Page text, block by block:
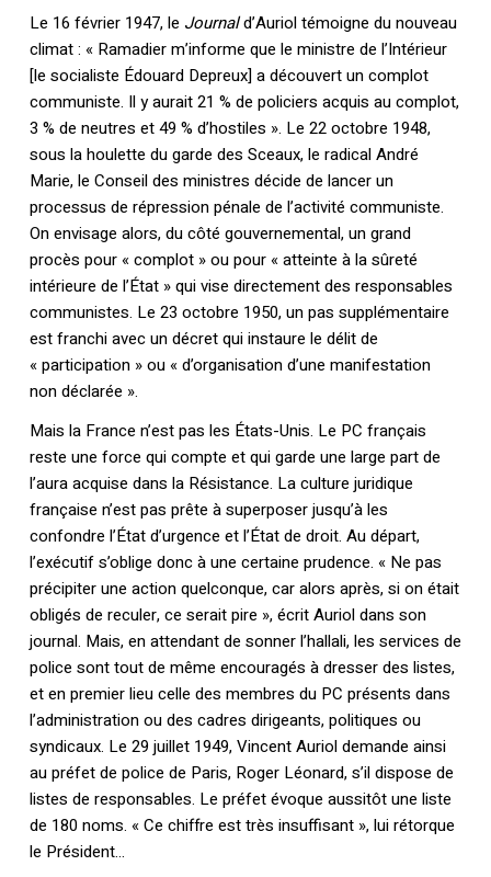
Le 16 février 1947, le Journald’Auriol témoigne du nouveau
climat : « Ramadier m’informe que le ministre de l’Intérieur
[le socialiste Édouard Depreux] a découvert un complot
communiste. Il y aurait 21 % de policiers acquis au complot,
3 % de neutres et 49 % d’hostiles ». Le 22 octobre 1948,
sous la houlette du garde des Sceaux, le radical André
Marie, le Conseil des ministres décide de lancer un
processus de répression pénale de l’activité communiste.
On envisage alors, du côté gouvernemental, un grand
procès pour « complot » ou pour « atteinte à la sûreté
intérieure de l’État » qui vise directement des responsables
communistes. Le 23 octobre 1950, un pas supplémentaire
est franchi avec un décret qui instaure le délit de
« participation » ou « d’organisation d’une manifestation
non déclarée ».
Mais la France n’est pas les États-Unis. Le PC français
reste une force qui compte et qui garde une large part de
l’aura acquise dans la Résistance. La culture juridique
française n’est pas prête à superposer jusqu’à les
confondre l’État d’urgence et l’État de droit. Au départ,
l’exécutif s’oblige donc à une certaine prudence. « Ne pas
précipiter une action quelconque, car alors après, si on était
obligés de reculer, ce serait pire », écrit Auriol dans son
journal. Mais, en attendant de sonner l’hallali, les services de
police sont tout de même encouragés à dresser des listes,
et en premier lieu celle des membres du PC présents dans
l’administration ou des cadres dirigeants, politiques ou
syndicaux. Le 29 juillet 1949, Vincent Auriol demande ainsi
au préfet de police de Paris, Roger Léonard, s’il dispose de
listes de responsables. Le préfet évoque aussitôt une liste
de 180 noms. « Ce chiffre est très insuffisant », lui rétorque
le Président…